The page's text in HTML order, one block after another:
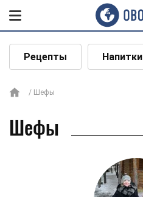
Рецепты Напитки
Шефы
Шефы